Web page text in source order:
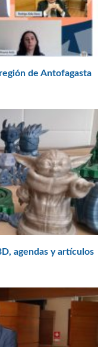
de Antofagasta
agendas y artículos